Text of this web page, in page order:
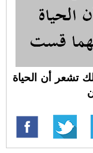
تشعر أن الحياة